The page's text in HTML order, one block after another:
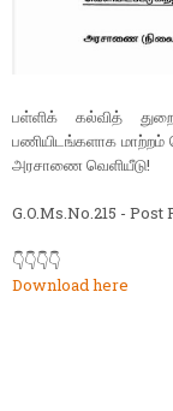
பள்ளிக் கல்வித்
பணியிடங்களாக
அரசாணை வெளியீடு!
G.O.Ms.No.215 -
👇👇👇👇
Download here